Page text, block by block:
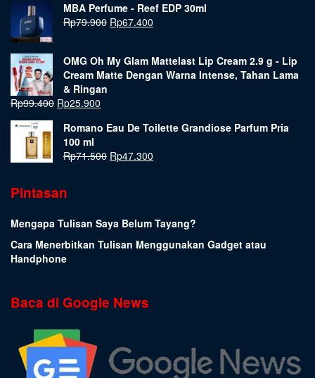
MBA Perfume - Reef EDP 30ml
Rp79.900 Rp67.400
OMG Oh My Glam Mattelast Lip Cream 2.9 g - Lip
Cream Matte Dengan Warna Intense, Tahan Lama
& Ringan
Rp99.400 Rp25.900
Romano Eau De Toilette Grandiose Parfum Pria
100 ml
Rp71.500 Rp47.300
Pintasan
Mengapa Tulisan Saya Belum Tayang?
Cara Menerbitkan Tulisan Menggunakan Gadget atau
Handphone
Baca di Google News